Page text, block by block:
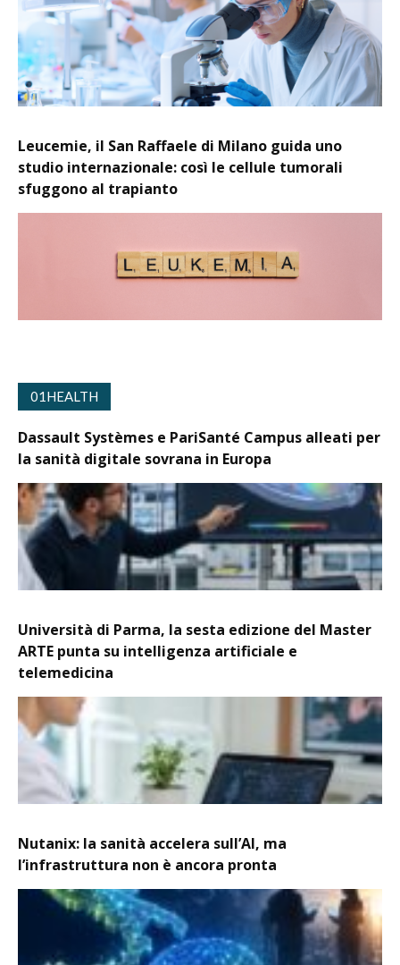
Leucemie, il San Raffaele di Milano guida uno
studio internazionale: così le cellule tumorali
sfuggono al trapianto
01HEALTH
Dassault Systèmes e PariSanté Campus alleati per
la sanità digitale sovrana in Europa
Università di Parma, la sesta edizione del Master
ARTE punta su intelligenza artificiale e
telemedicina
Nutanix: la sanità accelera sull’AI, ma
l’infrastruttura non è ancora pronta